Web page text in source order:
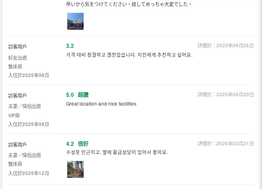
早いから気をつけてください。逃してめっちゃ大変でした。
訪客用戶
好友出遊
雙床房
入住於2025年08月
3.2
評價於：2025年08月26日
가격 대비 청결하고 괞찬았습니다. 지인에게 추천하고 싶어요.
訪客用戶
夫妻／情侶出遊
VIP房
入住於2025年08月
5.0 超讚
評價於：2025年08月29日
Great location and nice facilities
訪客用戶
夫妻／情侶出遊
雙床房
入住於2025年12月
4.2 很好
評價於：2026年02月21日
수성못 인근이고, 옆에 황금성당이 있어서 좋아요.